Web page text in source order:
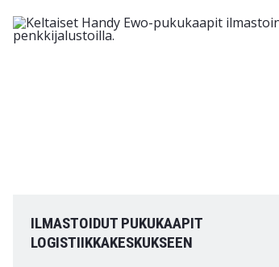
ILMASTOIDUT PUKUKAAPIT
LOGISTIIKKAKESKUKSEEN